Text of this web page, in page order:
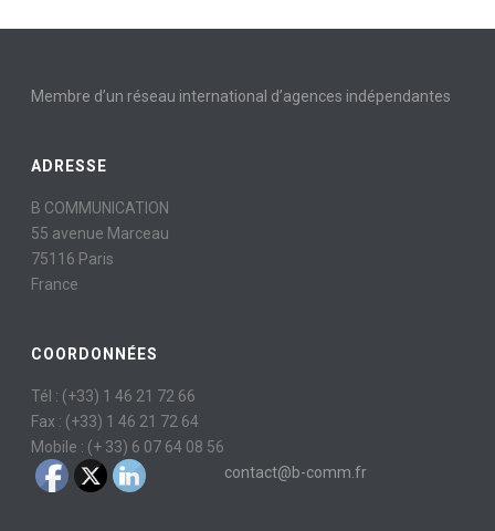
Membre d’un réseau international d’agences indépendantes
ADRESSE
B COMMUNICATION
55 avenue Marceau
75116 Paris
France
COORDONNÉES
Tél : (+33) 1 46 21 72 66
Fax : (+33) 1 46 21 72 64
Mobile : (+ 33) 6 07 64 08 56
contact@b-comm.fr